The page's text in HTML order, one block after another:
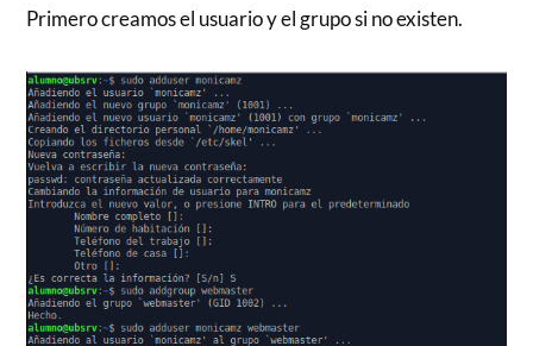
Primero creamos el usuario y el grupo si no existen.